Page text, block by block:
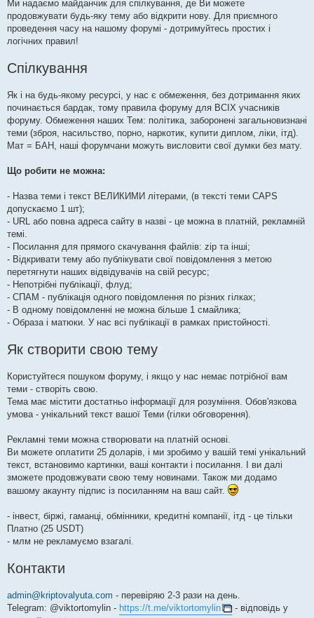
Ми надаємо майданчик для спілкування, де Ви можете
продовжувати будь-яку тему або відкрити нову. Для приємного
проведення часу на нашому форумі - дотримуйтесь простих і
логічних правил!
Спілкування
Як і на будь-якому ресурсі, у нас є обмеження, без дотримання яких
починається бардак, тому правила форуму для ВСІХ учасників
форуму. Обмеження наших Тем: політика, заборонені загальновизнані
теми (зброя, насильство, порно, наркотик, купити диплом, ліки, ітд).
Мат = БАН, наші форумчани можуть висловити свої думки без мату.
Що робити не можна:
- Назва теми і текст ВЕЛИКИМИ літерами, (в тексті теми CAPS
допускаємо 1 шт);
- URL або повна адреса сайту в назві - це можна в платній, рекламній
темі.
- Посилання для прямого скачування файлів: zip та інші;
- Відкривати тему або публікувати свої повідомлення з метою
перетягнути наших відвідувачів на свій ресурс;
- Непотрібні публікації, флуд;
- СПАМ - публікація одного повідомлення по різних гілках;
- В одному повідомленні не можна більше 1 смайлика;
- Образа і матюки. У нас всі публікації в рамках пристойності.
Як створити свою тему
Користуйтеся пошуком форуму, і якщо у нас немає потрібної вам
теми - створіть свою.
Тема має містити достатньо інформації для розуміння. Обов'язкова
умова - унікальний текст вашої Теми (гілки обговорення).
Рекламні теми можна створювати на платній основі.
Ви можете оплатити 25 доларів, і ми зробимо у вашій темі унікальний
текст, встановимо картинки, ваші контакти і посилання. І ви далі
зможете продовжувати свою тему новинами. Також ми додамо
вашому акаунту підпис із посиланням на ваш сайт.
- інвест, біржі, гаманці, обмінники, кредитні компанії, ітд - це тільки
Платно (25 USDT)
- млм не рекламуємо взагалі.
Контакти
admin@kriptovalyuta.com - перевіряю 2-3 рази на день.
Telegram: @viktortomylin - https://t.me/viktortomylin
- відповідь у